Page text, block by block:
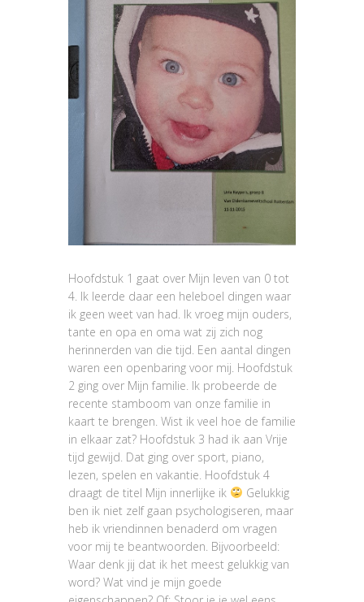
Hoofdstuk 1 gaat over Mijn leven van 0 tot
4. Ik leerde daar een heleboel dingen waar
ik geen weet van had. Ik vroeg mijn ouders,
tante en opa en oma wat zij zich nog
herinnerden van die tijd. Een aantal dingen
waren een openbaring voor mij. Hoofdstuk
2 ging over Mijn familie. Ik probeerde de
recente stamboom van onze familie in
kaart te brengen. Wist ik veel hoe de familie
in elkaar zat? Hoofdstuk 3 had ik aan Vrije
tijd gewijd. Dat ging over sport, piano,
lezen, spelen en vakantie. Hoofdstuk 4
draagt de titel Mijn innerlijke ik
Gelukkig
ben ik niet zelf gaan psychologiseren, maar
heb ik vriendinnen benaderd om vragen
voor mij te beantwoorden. Bijvoorbeeld:
Waar denk jij dat ik het meest gelukkig van
word? Wat vind je mijn goede